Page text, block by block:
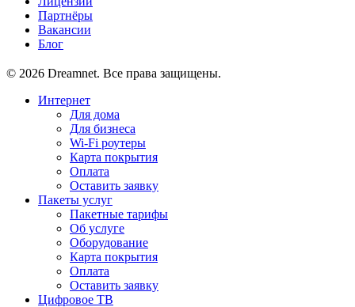
Партнёры
Вакансии
Блог
© 2026 Dreamnet. Все права защищены.
Интернет
Для дома
Для бизнеса
Wi-Fi роутеры
Карта покрытия
Оплата
Оставить заявку
Пакеты услуг
Пакетные тарифы
Об услуге
Оборудование
Карта покрытия
Оплата
Оставить заявку
Цифровое ТВ